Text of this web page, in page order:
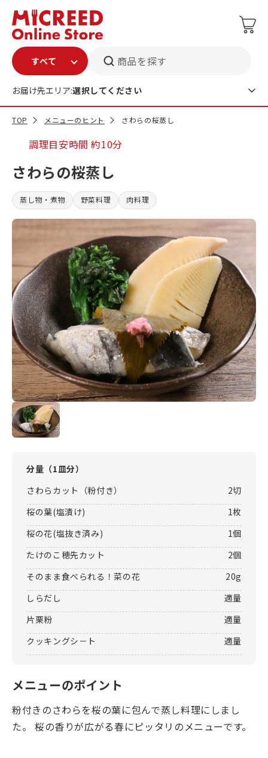
商品を探す
お届け先エリア:選択してください
TOP メニューのヒント さわらの桜蒸し
調理目安時間約10分
さわらの桜蒸し
蒸し物・煮物 野菜料理 肉料理
分量（1皿分）
さわらカット（粉付き）
2切
桜の葉(塩漬け)
1枚
桜の花(塩抜き済み)
1個
たけのこ穂先カット
2個
そのまま食べられる！菜の花
20g
しらだし
適量
片栗粉
適量
クッキングシ－ト
適量
メニューのポイント
粉付きのさわらを桜の葉に包んで蒸し料理にしまし
た。 桜の香りが広がる春にピッタリのメニューです。